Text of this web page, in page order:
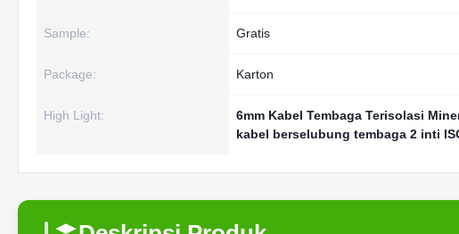
Sample: Gratis
Package: Karton
High Light: 6mm Kabel Tembaga Terisolasi
kabel berselubung tembaga 2 inti